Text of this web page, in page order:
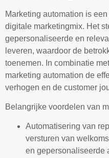
Marketing automation is
digitale marketingmix. Het
gepersonaliseerde en
leveren, waardoor de
toenemen. In combinatie
marketing automation de
verhogen en de customer
Belangrijke voordelen van
Automatisering van
versturen van
en gepersonaliseerde